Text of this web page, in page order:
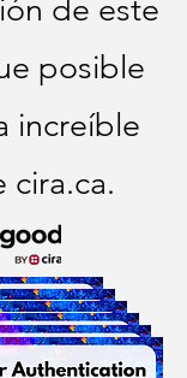
de este
posible
increíble
cira.ca.